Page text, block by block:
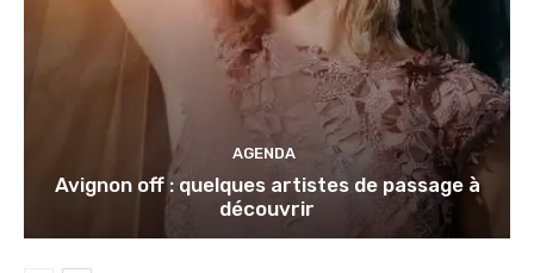
AGENDA
Avignon off : quelques artistes de passage à
découvrir